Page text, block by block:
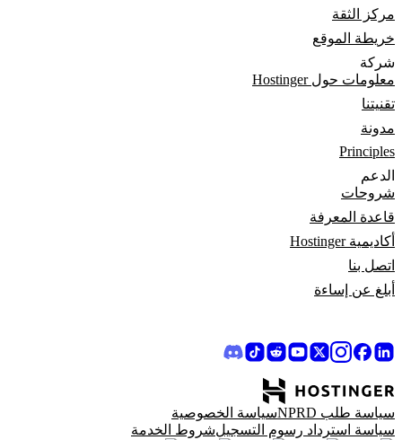
مركز الثقة
خريطة الموقع
شركة
معلومات حول Hostinger
تقنيتنا
مدونة
Principles
الدعم
شروحات
قاعدة المعرفة
أكاديمية Hostinger
اتصل بنا
أبلغ عن إساءة
سياسة طلب NPRD
سياسة الخصوصية
سياسة استرداد رسوم التسجيلشروط الخدمة